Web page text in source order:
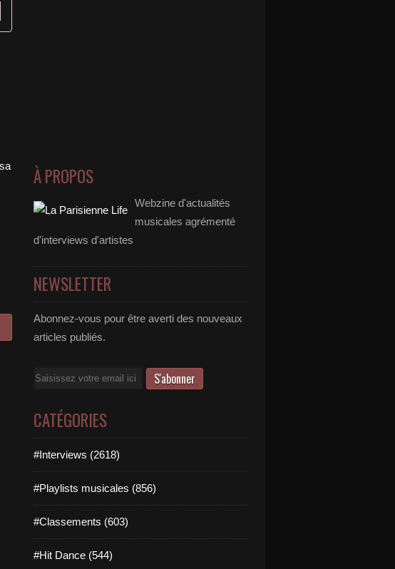
À PROPOS
Webzine d'actualités
musicales agrémenté
d'interviews d'artistes
NEWSLETTER
Abonnez-vous pour être averti des nouveaux
articles publiés.
Email
CATÉGORIES
#Interviews (2618)
#Playlists musicales (856)
#Classements (603)
#Hit Dance (544)